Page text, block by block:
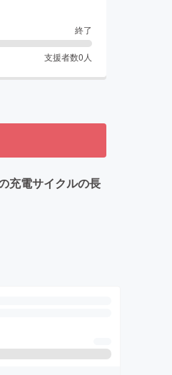
終了
支援者数0 人
充電サイクルの長